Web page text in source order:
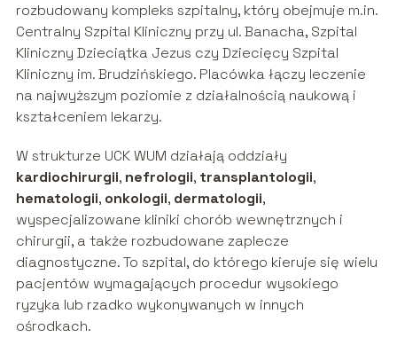
rozbudowany kompleks szpitalny, który obejmuje m.in.
Centralny Szpital Kliniczny przy ul. Banacha, Szpital
Kliniczny Dzieciątka Jezus czy Dziecięcy Szpital
Kliniczny im. Brudzińskiego. Placówka łączy leczenie
na najwyższym poziomie z działalnością naukową i
kształceniem lekarzy.
W strukturze UCK WUM działają oddziały
kardiochirurgii, nefrologii, transplantologii,
hematologii, onkologii, dermatologii,
wyspecjalizowane kliniki chorób wewnętrznych i
chirurgii, a także rozbudowane zaplecze
diagnostyczne. To szpital, do którego kieruje się wielu
pacjentów wymagających procedur wysokiego
ryzyka lub rzadko wykonywanych w innych
ośrodkach.